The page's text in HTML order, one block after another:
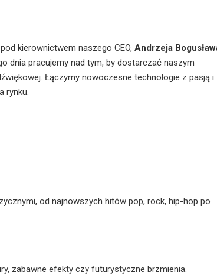
kierownictwem naszego CEO, Andrzeja
dnia pracujemy nad tym, by dostarczać naszym
Łączymy nowoczesne technologie z pasją i
rynku.
od najnowszych hitów pop, rock, hip-hop po
zabawne efekty czy futurystyczne brzmienia.